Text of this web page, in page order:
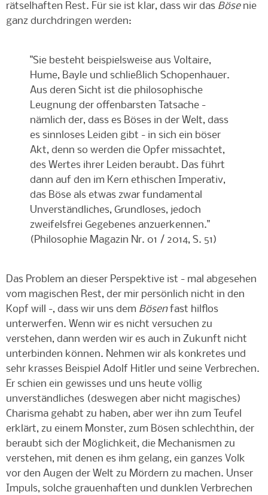
rätselhaften Rest. Für sie ist klar, dass wir das Bösenie
ganz durchdringen werden:
"Sie besteht beispielsweise aus Voltaire,
Hume, Bayle und schließlich Schopenhauer.
Aus deren Sicht ist die philosophische
Leugnung der offenbarsten Tatsache -
nämlich der, dass es Böses in der Welt, dass
es sinnloses Leiden gibt - in sich ein böser
Akt, denn so werden die Opfer missachtet,
des Wertes ihrer Leiden beraubt. Das führt
dann auf den im Kern ethischen Imperativ,
das Böse als etwas zwar fundamental
Unverständliches, Grundloses, jedoch
zweifelsfrei Gegebenes anzuerkennen."
(Philosophie Magazin Nr. 01 / 2014, S. 51)
Das Problem an dieser Perspektive ist - mal abgesehen
vom magischen Rest, der mir persönlich nicht in den
Kopf will -, dass wir uns dem Bösenfast hilflos
unterwerfen. Wenn wir es nicht versuchen zu
verstehen, dann werden wir es auch in Zukunft nicht
unterbinden können. Nehmen wir als konkretes und
sehr krasses Beispiel Adolf Hitler und seine Verbrechen.
Er schien ein gewisses und uns heute völlig
unverständliches (deswegen aber nicht magisches)
Charisma gehabt zu haben, aber wer ihn zum Teufel
erklärt, zu einem Monster, zum Bösen schlechthin, der
beraubt sich der Möglichkeit, die Mechanismen zu
verstehen, mit denen es ihm gelang, ein ganzes Volk
vor den Augen der Welt zu Mördern zu machen. Unser
Impuls, solche grauenhaften und dunklen Verbrechen